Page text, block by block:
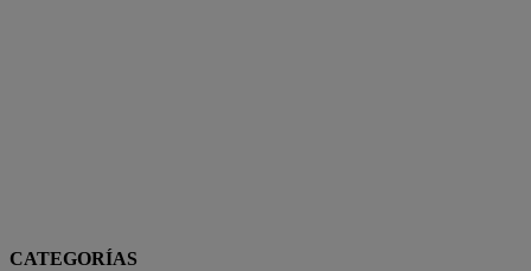
CATEGORÍAS